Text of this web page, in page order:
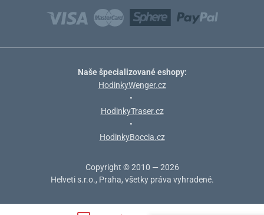
Naše špecializované eshopy:
HodinkyWenger.cz
•
HodinkyTraser.cz
•
HodinkyBoccia.cz
Copyright © 2010 — 2026
Helveti s.r.o., Praha, všetky práva vyhradené.